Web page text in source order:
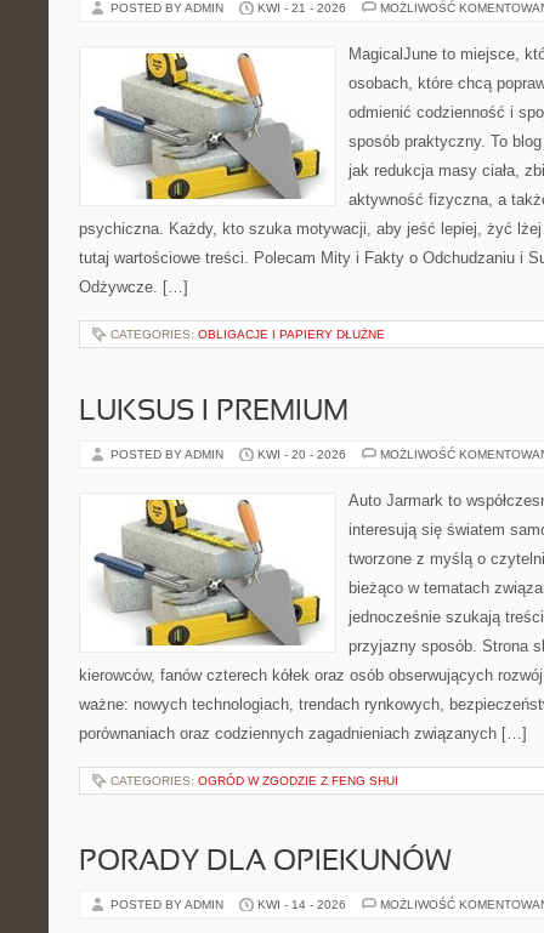
POSTED BY ADMIN KWI - 21 - 2026 MOŻLIWOŚĆ
MagicalJune to miejsce,
osobach, które chcą
odmienić codzienność i
sposób praktyczny. To
jak redukcja masy ciała,
aktywność fizyczna, a
psychiczna. Każdy, kto szuka motywacji, aby jeść lepiej, żyć
tutaj wartościowe treści. Polecam Mity i Fakty o Odchudzaniu i
Odżywcze. […]
CATEGORIES: OBLIGACJE I PAPIERY DŁUŻNE
LUKSUS I PREMIUM
POSTED BY ADMIN KWI - 20 - 2026 MOŻLIWOŚĆ
Auto Jarmark to
interesują się światem
tworzone z myślą o
bieżąco w tematach
jednocześnie szukają
przyjazny sposób. Strona
kierowców, fanów czterech kółek oraz osób obserwujących
ważne: nowych technologiach, trendach rynkowych,
porównaniach oraz codziennych zagadnieniach związanych […]
CATEGORIES: OGRÓD W ZGODZIE Z FENG SHUI
PORADY DLA OPIEKUNÓW
POSTED BY ADMIN KWI - 14 - 2026 MOŻLIWOŚĆ